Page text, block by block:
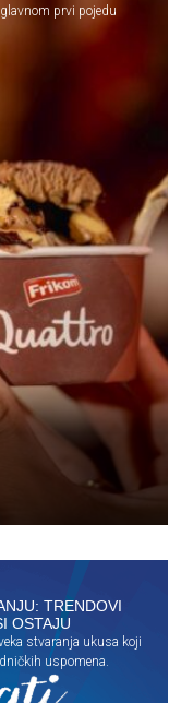
prvi pojedu
TRENDOVI
OSTAJU
stvaranja ukusa koji
uspomena.